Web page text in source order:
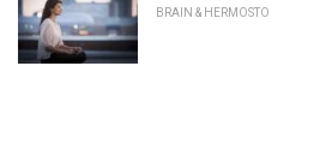
BRAIN & HERMOSTO